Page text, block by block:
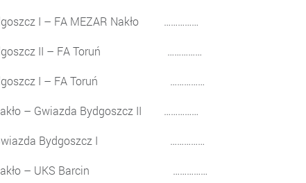
I – FA MEZAR Nakło ……………
II – FA Toruń ……………
I – FA Toruń ……………
– Gwiazda Bydgoszcz II ……………
Gwiazda Bydgoszcz I ……………
Nakło – UKS Barcin ……………